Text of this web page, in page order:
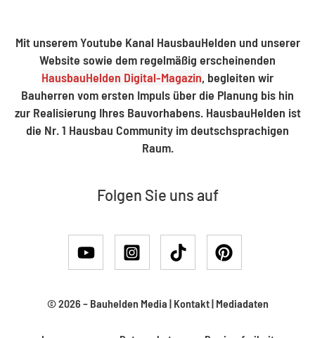
Mit unserem Youtube Kanal HausbauHelden und unserer
Website sowie dem regelmäßig erscheinenden
HausbauHelden Digital-Magazin, begleiten wir
Bauherren vom ersten Impuls über die Planung bis hin
zur Realisierung Ihres Bauvorhabens. HausbauHelden ist
die Nr. 1 Hausbau Community im deutschsprachigen
Raum.
Folgen Sie uns auf
© 2026 – Bauhelden Media | Kontakt| Mediadaten